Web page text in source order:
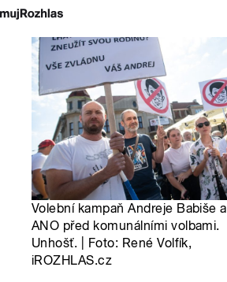
Volební kampaň Andreje Babiše a
ANO před komunálními volbami.
Unhošť. | Foto: René Volfík,
iROZHLAS.cz